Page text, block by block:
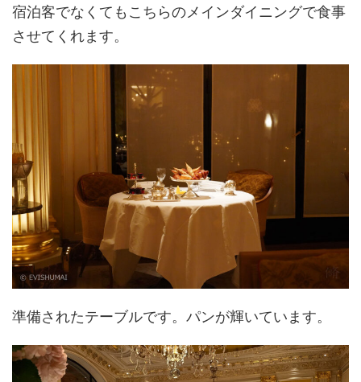
宿泊客でなくてもこちらのメインダイニングで食事
させてくれます。
準備されたテーブルです。パンが輝いています。